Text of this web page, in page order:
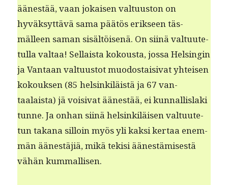
äänestää, vaan jokaisen val­tu­us­ton on
hyväksyt­tävä sama päätös erik­seen täs­
mälleen saman sisältöisenä. On siinä val­tu­ute­
tul­la val­taa! Sel­l­aista kok­ous­ta, jos­sa Helsin­gin
ja Van­taan val­tu­us­tot muo­dostaisi­vat yhteisen
kok­ouk­sen (85 helsinkiläistä ja 67 van­
taalaista) jä voisi­vat äänestää, ei kun­nal­lis­la­ki
tunne. Ja onhan siinä helsinkiläisen val­tu­ute­
tun takana sil­loin myös yli kak­si ker­taa enem­
män äänestäjiä, mikä tek­isi äänestämis­es­tä
vähän kummallisen.